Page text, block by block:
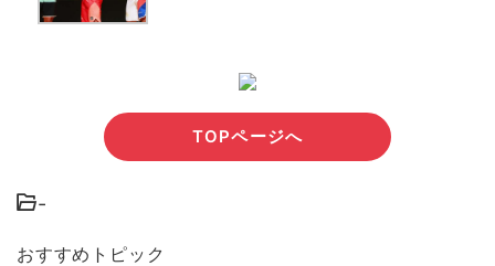
TOPページへ
-
おすすめトピック